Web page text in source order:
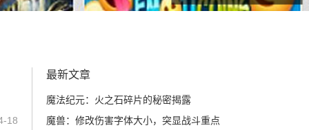
18
最新文章
魔法纪元：火之石碎片的秘密揭露
魔兽：修改伤害字体大小，突显战斗重点